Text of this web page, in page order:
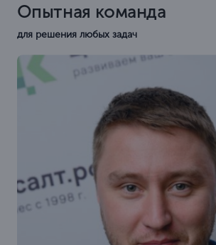
Опытная команда
для решения любых задач